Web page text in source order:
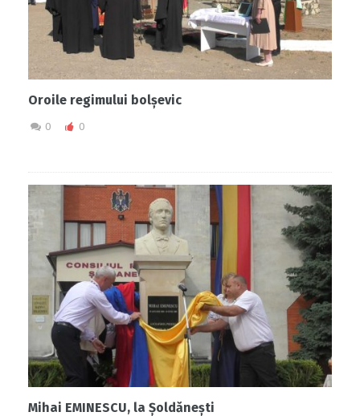
Oroile regimului bolșevic
0 0
Mihai EMINESCU, la Șoldănești